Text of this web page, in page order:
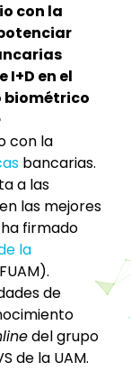
con la
en el
biométrico
con la
bancarias.
a las
las mejores
firmado
la
de
del grupo
de la UAM.